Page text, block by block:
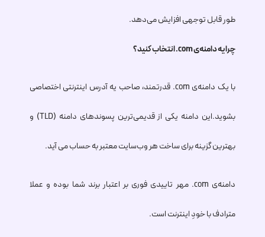
طور قابل توجهی افزایش می‌دهد.
چرا یه دامنه‌ی.comانتخاب کنید؟
با یک دامنه‌ی .com قدرتمند، صاحب یه آدرس اینترنتی اختصاصی
بشوید.این دامنه یکی از قدیمی‌ترین پسوندهای دامنه (TLD) و
بهترین گزینه برای ساخت هر وب‌سایت معتبر به حساب می آید.
دامنه‌ی .com مهر تاییدی فوری بر اعتبار برند شما بوده و عملا
مترادف با خودِ اینترنت است.